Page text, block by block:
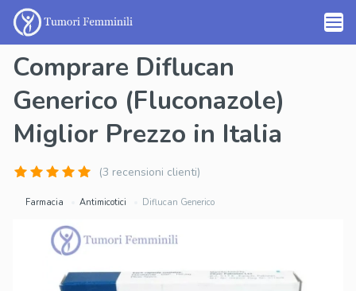
Comprare Diflucan
Generico (Fluconazole)
Miglior Prezzo in Italia
(3 recensioni clienti)
Farmacia Antimicotici Diflucan Generico